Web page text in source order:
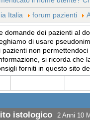
Italia forum pazienti
domande dei pazienti al
di usare
non
si ricorda che
forniti in questo sito
istologico 2 Anni 10